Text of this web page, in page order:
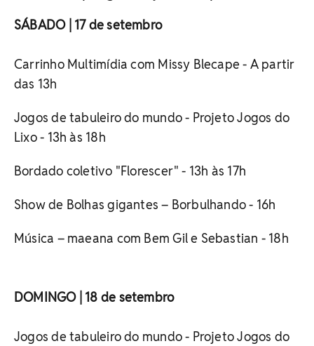
SÁBADO | 17 de setembro
Carrinho Multimídia com Missy Blecape - A partir
das 13h
Jogos de tabuleiro do mundo - Projeto Jogos do
Lixo - 13h às 18h
Bordado coletivo "Florescer" - 13h às 17h
Show de Bolhas gigantes – Borbulhando - 16h
Música – maeana com Bem Gil e Sebastian - 18h
DOMINGO | 18 de setembro
Jogos de tabuleiro do mundo - Projeto Jogos do